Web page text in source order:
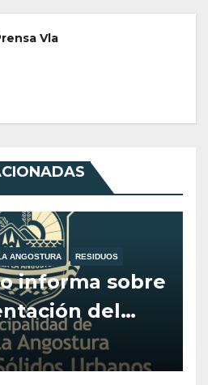
Vla
ANGOSTURA RESIDUOS
informa sobre
del
de residuos.